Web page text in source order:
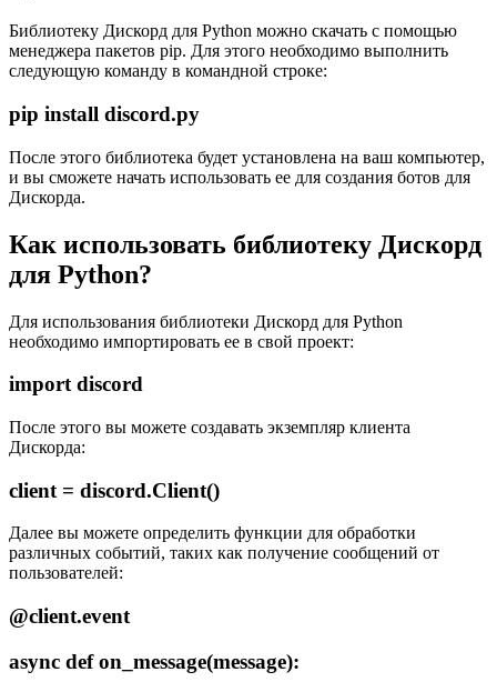
Библиотеку Дискорд для Python можно скачать с помощью
менеджера пакетов pip. Для этого необходимо выполнить
следующую команду в командной строке:
pip install discord.py
После этого библиотека будет установлена на ваш компьютер,
и вы сможете начать использовать ее для создания ботов для
Дискорда.
Как использовать библиотеку Дискорд
для Python?
Для использования библиотеки Дискорд для Python
необходимо импортировать ее в свой проект:
import discord
После этого вы можете создавать экземпляр клиента
Дискорда:
client = discord.Client()
Далее вы можете определить функции для обработки
различных событий, таких как получение сообщений от
пользователей:
@client.event
async def on_message(message):